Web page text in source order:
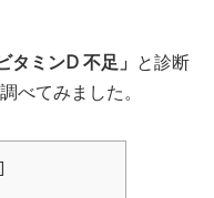
タミンD 不足」 と診断
べてみました。
]